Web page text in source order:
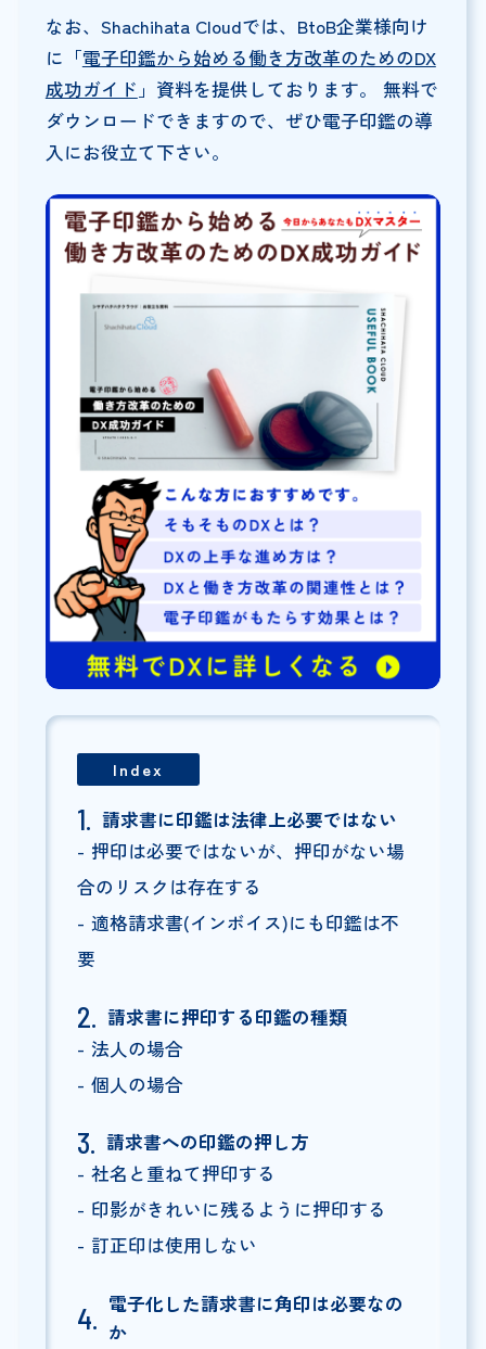
なお、Shachihata Cloudでは、BtoB企業様向け
に「電子印鑑から始める働き方改革のためのDX
成功ガイド 」資料を提供しております。 無料で
ダウンロードできますので、ぜひ電子印鑑の導
入にお役立て下さい。
Index
請求書に印鑑は法律上必要ではない
押印は必要ではないが、押印がない場
合のリスクは存在する
適格請求書(インボイス)にも印鑑は不
要
請求書に押印する印鑑の種類
法人の場合
個人の場合
請求書への印鑑の押し方
社名と重ねて押印する
印影がきれいに残るように押印する
訂正印は使用しない
電子化した請求書に角印は必要なの
か